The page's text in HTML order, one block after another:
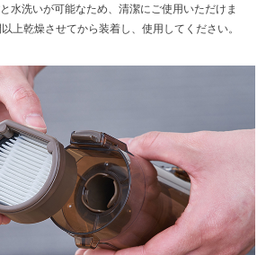
水洗いが可能なため、清潔にご使用いただけま
上乾燥させてから装着し、使用してください。